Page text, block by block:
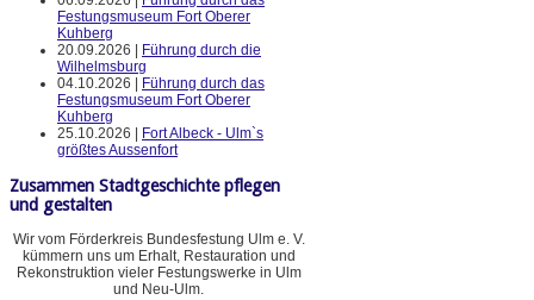
Festungsmuseum Fort Oberer
Kuhberg
20.09.2026 |
Führung durch die
Wilhelmsburg
04.10.2026 |
Führung durch das
Festungsmuseum Fort Oberer
Kuhberg
25.10.2026 |
Fort Albeck - Ulm`s
größtes Aussenfort
Zusammen Stadtgeschichte pflegen
und gestalten
Wir vom Förderkreis Bundesfestung Ulm e. V.
kümmern uns um Erhalt, Restauration und
Rekonstruktion vieler Festungswerke in Ulm
und Neu-Ulm.